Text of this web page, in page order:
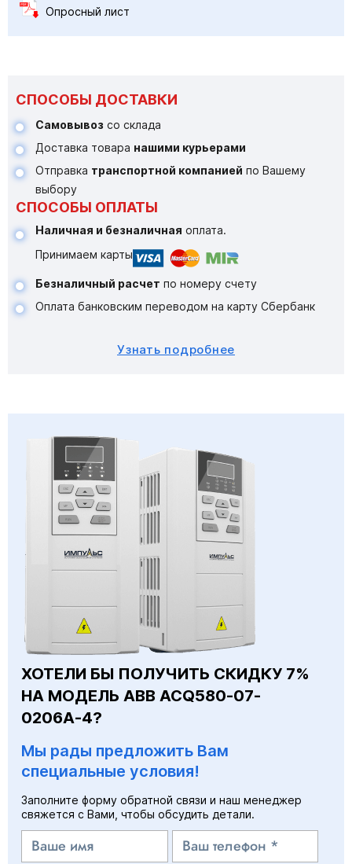
Опросный лист
СПОСОБЫ ДОСТАВКИ
Самовывоз со склада
Доставка товара нашими курьерами
Отправка транспортной компанией по Вашему
выбору
СПОСОБЫ ОПЛАТЫ
Наличная и безналичная оплата.
Принимаем карты
Безналичный расчет по номеру счету
Оплата банковским переводом на карту Сбербанк
Узнать подробнее
ХОТЕЛИ БЫ ПОЛУЧИТЬ СКИДКУ 7%
НА МОДЕЛЬ ABB ACQ580-07-
0206A-4?
Мы рады предложить Вам
специальные условия!
Заполните форму обратной связи и наш менеджер
свяжется с Вами, чтобы обсудить детали.